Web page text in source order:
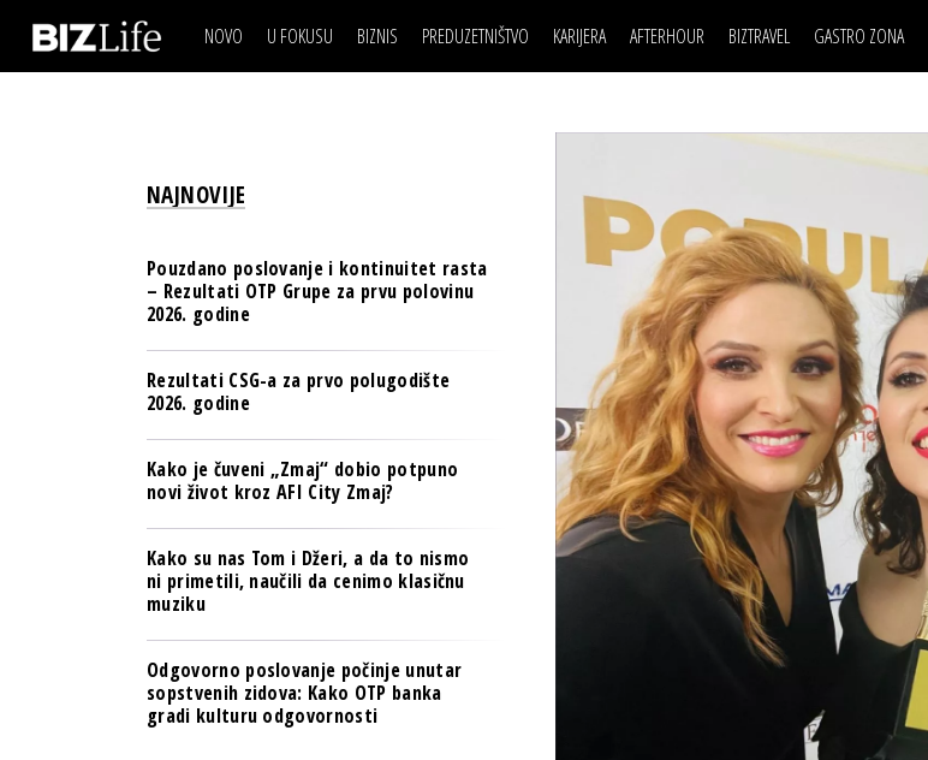
NOVO U FOKUSU BIZNIS
BANKE
TECH I AI
PULS REGIONA
NOVO NA RAFU
PREDUZETNIŠTVO KARIJERA
MOJ UGAO
USAVRŠAVANJE
KNOW-HOW
AFTERHOUR
STIL
WELLBEING
BIZTRAVEL GASTRO ZONA
IZJAVA DANABIZNIS SCENA
BREND I KOMUNIKACIJE
OSIGURANJE
TECH I AI
PULS REGIONA
POSAO
MOJ UGAO
KNOW-HOW
FILM I SCENA
AUTO SVET
WELLBEING
NAJNOVIJE
Pouzdano poslovanje i kontinuitet rasta
– Rezultati OTP Grupe za prvu polovinu
2026. godine
Rezultati CSG-a za prvo polugodište
2026. godine
Kako je čuveni „Zmaj“ dobio potpuno
novi život kroz AFI City Zmaj?
Kako su nas Tom i Džeri, a da to nismo
ni primetili, naučili da cenimo klasičnu
muziku
Odgovorno poslovanje počinje unutar
sopstvenih zidova: Kako OTP banka
gradi kulturu odgovornosti